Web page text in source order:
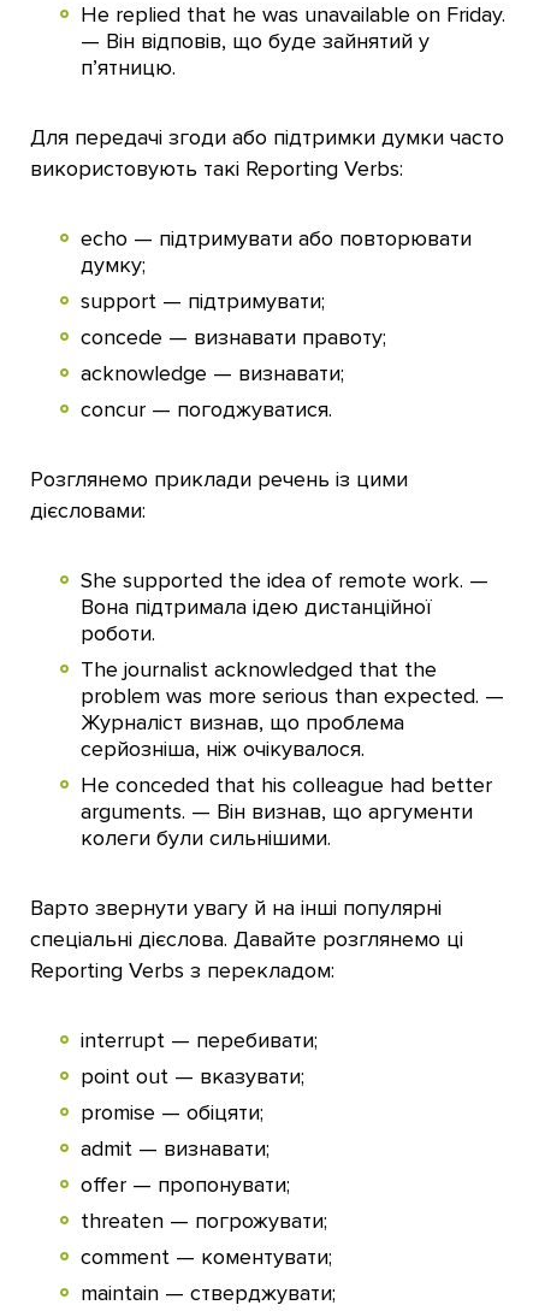
He replied that he was unavailable on Friday.
— Він відповів, що буде зайнятий у
п’ятницю.
Для передачі згоди або підтримки думки часто
використовують такі Reporting Verbs:
echo — підтримувати або повторювати
думку;
support — підтримувати;
concede — визнавати правоту;
acknowledge — визнавати;
concur — погоджуватися.
Розглянемо приклади речень із цими
дієсловами:
She supported the idea of remote work. —
Вона підтримала ідею дистанційної
роботи.
The journalist acknowledged that the
problem was more serious than expected. —
Журналіст визнав, що проблема
серйозніша, ніж очікувалося.
He conceded that his colleague had better
arguments. — Він визнав, що аргументи
колеги були сильнішими.
Варто звернути увагу й на інші популярні
спеціальні дієслова. Давайте розглянемо ці
Reporting Verbs з перекладом:
interrupt — перебивати;
point out — вказувати;
promise — обіцяти;
admit — визнавати;
offer — пропонувати;
threaten — погрожувати;
comment — коментувати;
maintain — стверджувати;